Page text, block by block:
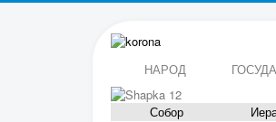
НАРОД
Собор